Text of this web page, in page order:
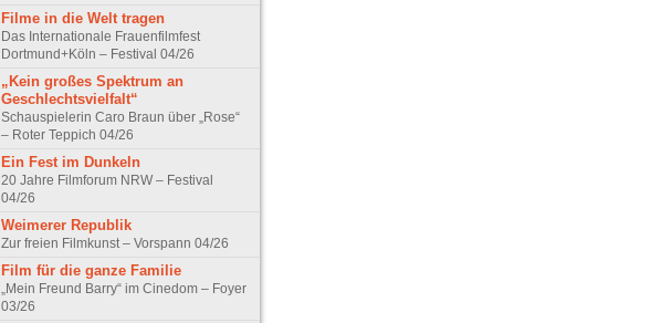
Filme in die Welt tragen
Das Internationale Frauenfilmfest
Dortmund+Köln – Festival 04/26
„Kein großes Spektrum an
Geschlechtsvielfalt“
Schauspielerin Caro Braun über „Rose“
– Roter Teppich 04/26
Ein Fest im Dunkeln
20 Jahre Filmforum NRW – Festival
04/26
Weimerer Republik
Zur freien Filmkunst – Vorspann 04/26
Film für die ganze Familie
„Mein Freund Barry“ im Cinedom – Foyer
03/26